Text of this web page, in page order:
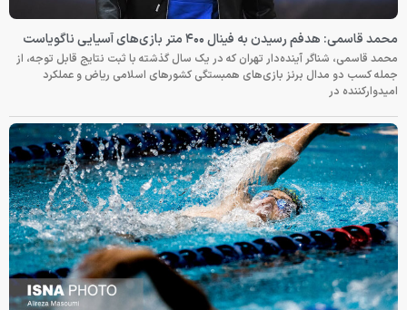
محمد قاسمی: هدفم رسیدن به فینال ۴۰۰ متر بازی‌های آسیایی ناگویاست
محمد قاسمی، شناگر آینده‌دار تهران که در یک سال گذشته با ثبت نتایج قابل توجه، از
جمله کسب دو مدال برنز بازی‌های همبستگی کشورهای اسلامی ریاض و عملکرد
امیدوارکننده در